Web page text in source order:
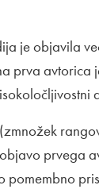
je objavila
prva avtorica
prvega